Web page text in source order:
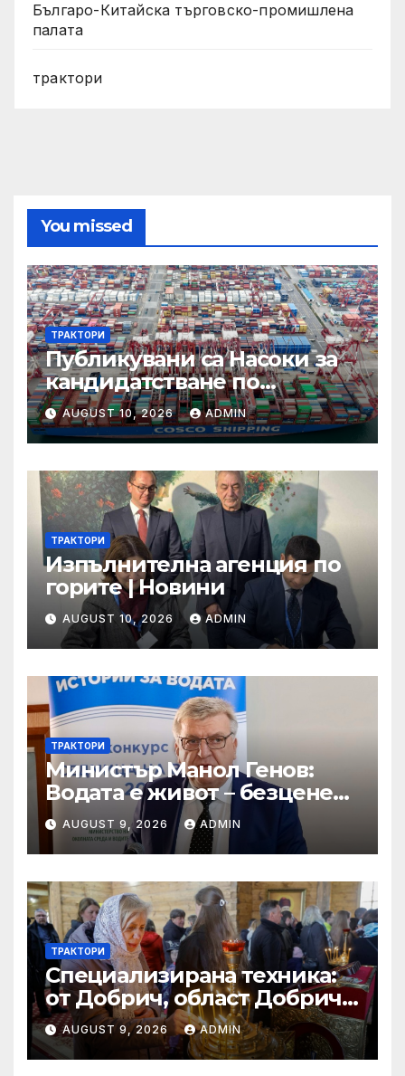
Българо-Китайска търговско-промишлена
палата
трактори
You missed
ТРАКТОРИ
Публикувани са Насоки за
кандидатстване по
процедурата за техническа
помощ за ИТИ по
Приоритет 2 на ПРР 2021-
2027 г.
AUGUST 10, 2026 ADMIN
ТРАКТОРИ
Изпълнителна агенция по
горите | Новини
AUGUST 10, 2026 ADMIN
ТРАКТОРИ
Министър Манол Генов:
Водата е живот – безценен
дар, който трябва да пазим
и ценим всеки ден!
AUGUST 9, 2026 ADMIN
ТРАКТОРИ
Специализирана техника:
от Добрич, област Добрич
Втора ръка и нови с ТОП
цени онлайн от цяла
България — Bazar.bg
AUGUST 9, 2026 ADMIN